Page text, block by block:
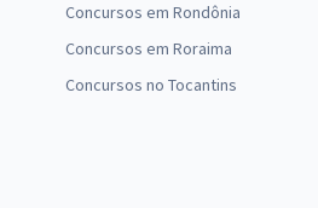
Concursos em Rondônia
Concursos em Roraima
Concursos no Tocantins